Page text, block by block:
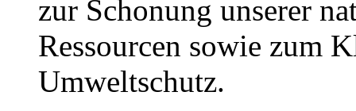
zur Schonung unserer
Ressourcen sowie zum
Umweltschutz.